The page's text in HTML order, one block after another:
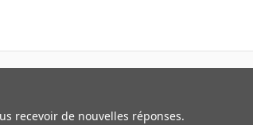
recevoir de nouvelles réponses.